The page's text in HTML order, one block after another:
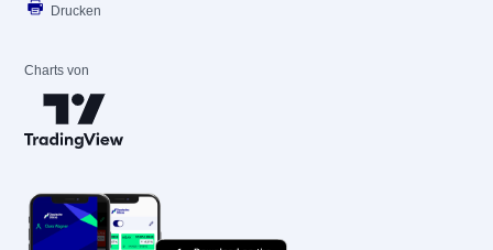
Drucken
Charts von